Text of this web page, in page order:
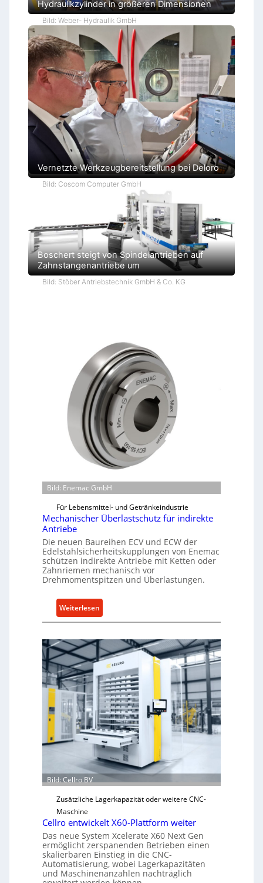
Hydraulikzylinder in größeren Dimensionen
Bild: Weber- Hydraulik GmbH
Vernetzte Werkzeugbereitstellung bei Deloro
Bild: Coscom Computer GmbH
Boschert steigt von Spindelantrieben auf
Zahnstangenantriebe um
Bild: Stöber Antriebstechnik GmbH & Co. KG
Bild: Enemac GmbH
Für Lebensmittel- und Getränkeindustrie
Mechanischer Überlastschutz für indirekte
Antriebe
Die neuen Baureihen ECV und ECW der
Edelstahlsicherheitskupplungen von Enemac
schützen indirekte Antriebe mit Ketten oder
Zahnriemen mechanisch vor
Drehmomentspitzen und Überlastungen.
Weiterlesen
M
c
h
n
i
c
h
e
r
Ü
b
r
s
t
s
c
Bild: Cellro BV
Zusätzliche Lagerkapazität oder weitere CNC-
Maschine
Cellro entwickelt X60-Plattform weiter
Das neue System Xcelerate X60 Next Gen
ermöglicht zerspanenden Betrieben einen
skalierbaren Einstieg in die CNC-
Automatisierung, wobei Lagerkapazitäten
und Maschinenanzahlen nachträglich